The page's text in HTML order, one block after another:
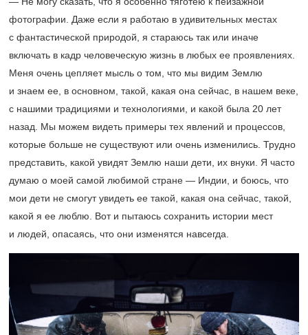
фотографии. Даже если я работаю в удивительных местах
с фантастической природой, я стараюсь так или иначе
включать в кадр человеческую жизнь в любых ее проявлениях.
Меня очень цепляет мысль о том, что мы видим Землю
и знаем ее, в основном, такой, какая она сейчас, в нашем веке,
с нашими традициями и технологиями, и какой была 20 лет
назад. Мы можем видеть примеры тех явлений и процессов,
которые больше не существуют или очень изменились. Трудно
представить, какой увидят Землю наши дети, их внуки. Я часто
думаю о моей самой любимой стране — Индии, и боюсь, что
мои дети не смогут увидеть ее такой, какая она сейчас, такой,
какой я ее люблю. Вот и пытаюсь сохранить истории мест
и людей, опасаясь, что они изменятся навсегда.